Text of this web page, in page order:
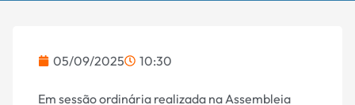
05/09/2025 10:30
Em sessão ordinária realizada na Assembleia